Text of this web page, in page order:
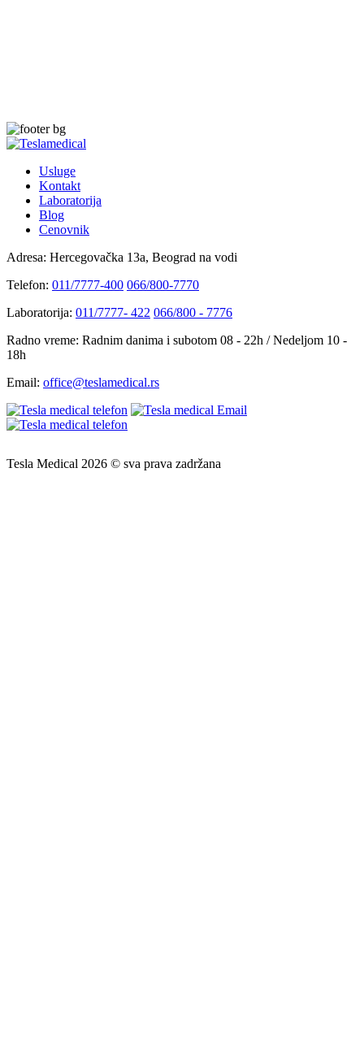
Usluge
Kontakt
Laboratorija
Blog
Cenovnik
Adresa: Hercegovačka 13a, Beograd na vodi
Telefon: 011/7777-400 066/800-7770
Laboratorija: 011/7777- 422 066/800 - 7776
Radno vreme: Radnim danima i subotom 08 - 22h / Nedeljom 10 -
18h
Email: office@teslamedical.rs
Tesla Medical 2026 © sva prava zadržana